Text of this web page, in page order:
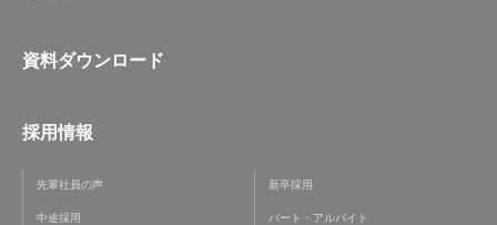
資料ダウンロード
採用情報
先輩社員の声 新卒採用
中途採用 パート・アルバイト